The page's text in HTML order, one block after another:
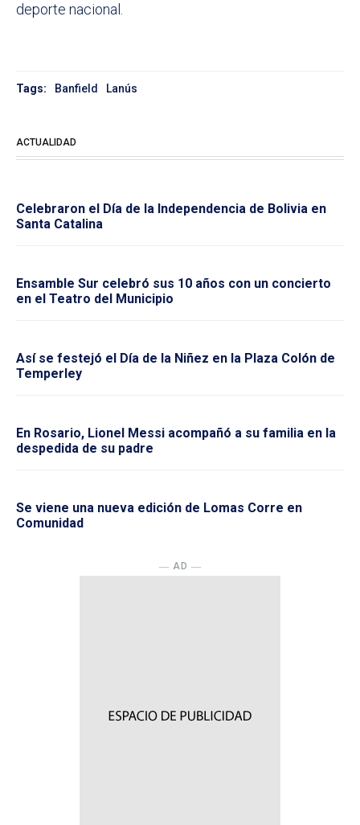
deporte nacional.
Tags: Banfield Lanús
ACTUALIDAD
Celebraron el Día de la Independencia de Bolivia en
Santa Catalina
Ensamble Sur celebró sus 10 años con un concierto
en el Teatro del Municipio
Así se festejó el Día de la Niñez en la Plaza Colón de
Temperley
En Rosario, Lionel Messi acompañó a su familia en la
despedida de su padre
Se viene una nueva edición de Lomas Corre en
Comunidad
― AD ―